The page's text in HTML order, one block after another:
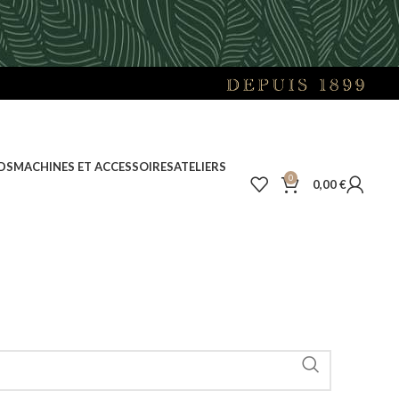
MACHINES ET ACCESSOIRESATELIERS
0 0,00€